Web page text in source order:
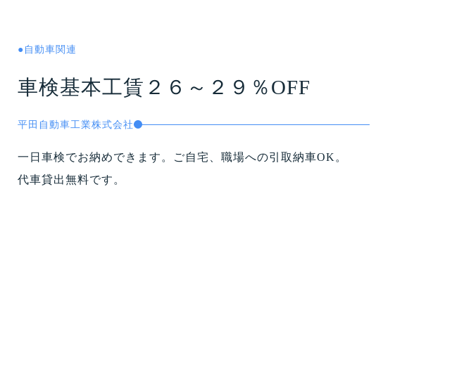
● 自動車関連
車検基本工賃２６～２９％OFF
平田自動車工業株式会社
一日車検でお納めできます。ご自宅、職場への引取納車OK。
代車貸出無料です。